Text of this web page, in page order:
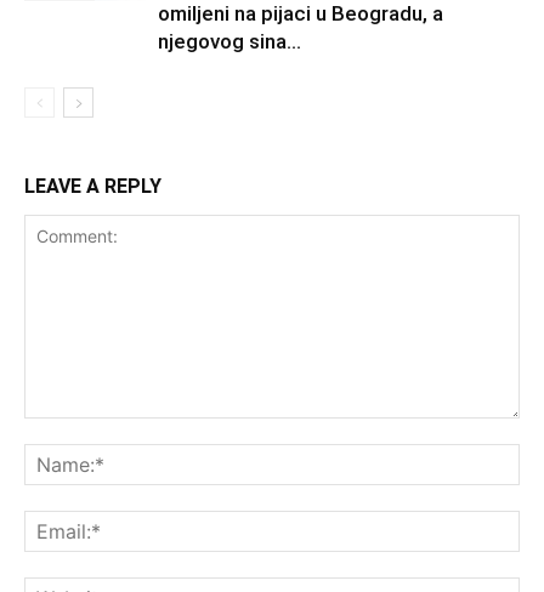
omiljeni na pijaci u Beogradu, a
njegovog sina...
LEAVE A REPLY